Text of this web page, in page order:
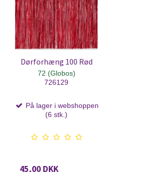
Dørforhæng 100 Rød
72 (Globos)
726129
På lager i webshoppen
(6 stk.)
45,00 DKK